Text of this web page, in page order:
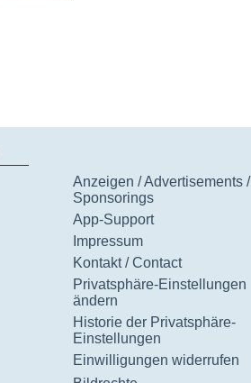
Anzeigen / Advertisements /
Sponsorings
App-Support
Impressum
Kontakt / Contact
Privatsphäre-Einstellungen
ändern
Historie der Privatsphäre-
Einstellungen
Einwilligungen widerrufen